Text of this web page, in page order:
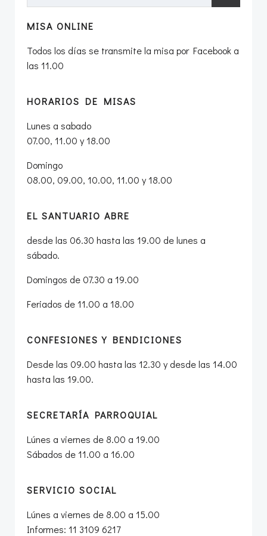
MISA ONLINE
Todos los días se transmite la misa por Facebook a
las 11.00
HORARIOS DE MISAS
Lunes a sabado
07.00, 11.00 y 18.00
Domingo
08.00, 09.00, 10.00, 11.00 y 18.00
EL SANTUARIO ABRE
desde las 06.30 hasta las 19.00 de lunes a
sábado.
Domingos de 07.30 a 19.00
Feriados de 11.00 a 18.00
CONFESIONES Y BENDICIONES
Desde las 09.00 hasta las 12.30 y desde las 14.00
hasta las 19.00.
SECRETARÍA PARROQUIAL
Lúnes a viernes de 8.00 a 19.00
Sábados de 11.00 a 16.00
SERVICIO SOCIAL
Lúnes a viernes de 8.00 a 15.00
Informes: 11 3109 6217